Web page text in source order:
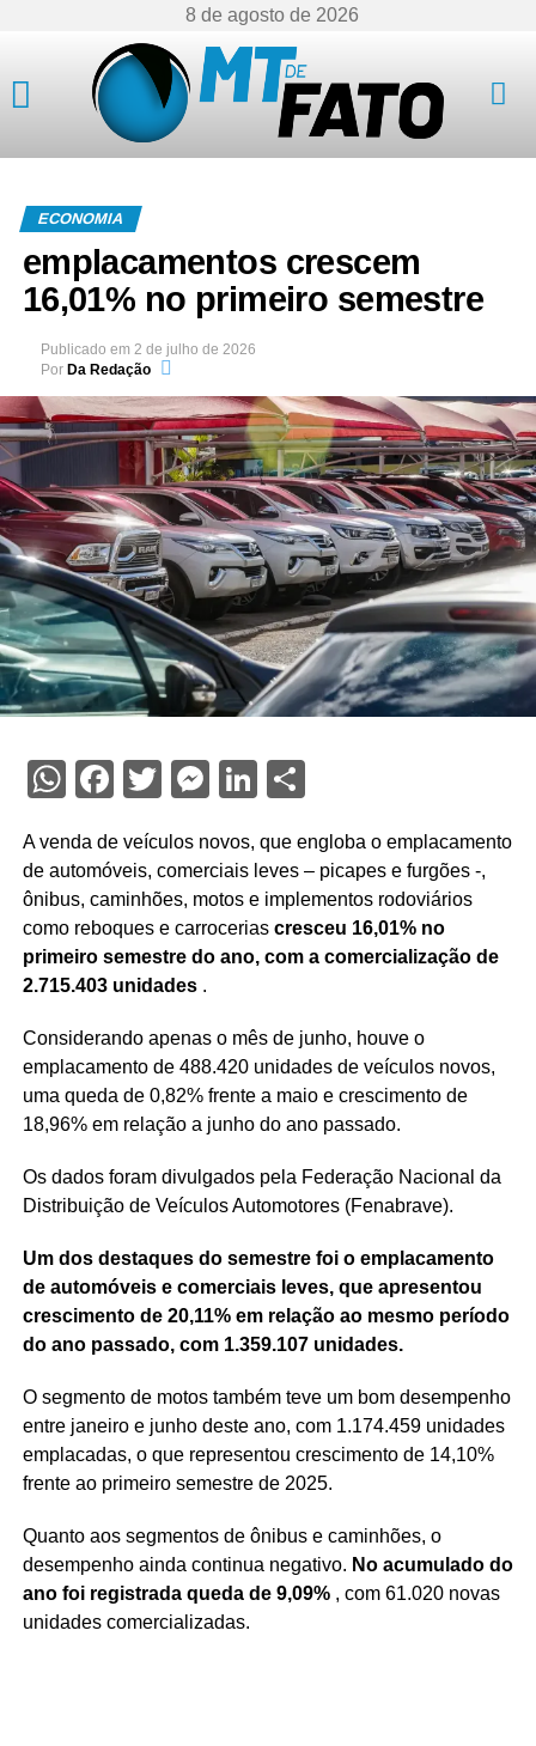
8 de agosto de 2026
ECONOMIA
emplacamentos crescem
16,01% no primeiro semestre
Publicado em 2 de julho de 2026
Por Da Redação
WhatsApp
Facebook
Twitter
Messenger
LinkedIn
Share
A venda de veículos novos, que engloba o emplacamento
de automóveis, comerciais leves – picapes e furgões -,
ônibus, caminhões, motos e implementos rodoviários
como reboques e carrocerias cresceu 16,01% no
primeiro semestre do ano, com a comercialização de
2.715.403 unidades.
Considerando apenas o mês de junho, houve o
emplacamento de 488.420 unidades de veículos novos,
uma queda de 0,82% frente a maio e crescimento de
18,96% em relação a junho do ano passado.
Os dados foram divulgados pela Federação Nacional da
Distribuição de Veículos Automotores (Fenabrave).
Um dos destaques do semestre foi o emplacamento
de automóveis e comerciais leves, que apresentou
crescimento de 20,11% em relação ao mesmo período
do ano passado, com 1.359.107 unidades.
O segmento de motos também teve um bom desempenho
entre janeiro e junho deste ano, com 1.174.459 unidades
emplacadas, o que representou crescimento de 14,10%
frente ao primeiro semestre de 2025.
Quanto aos segmentos de ônibus e caminhões, o
desempenho ainda continua negativo. No acumulado do
ano foi registrada queda de 9,09%, com 61.020 novas
unidades comercializadas.